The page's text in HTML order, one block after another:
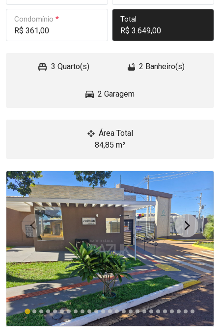
Condomínio *
R$ 361,00
Total
R$ 3.649,00
3 Quarto(s) 2 Banheiro(s)
2 Garagem
Área Total
84,85 m²